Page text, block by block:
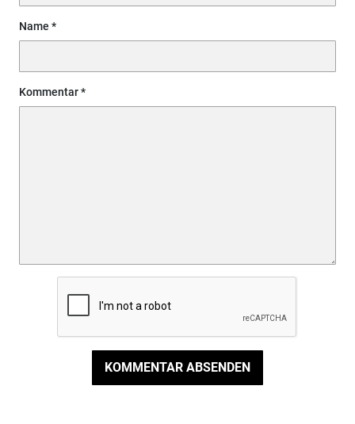
Name
Kommentar
KOMMENTAR ABSENDEN